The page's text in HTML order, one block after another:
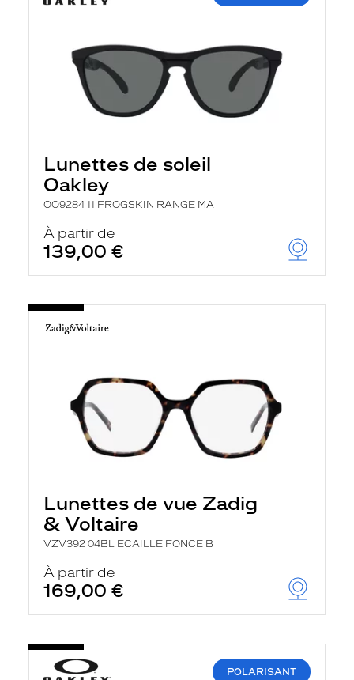
Lunettes de soleil
Oakley
OO9284 11 FROGSKIN RANGE MA
À partir de
139,00 €
Lunettes de vue Zadig
& Voltaire
VZV392 04BL ECAILLE FONCE B
À partir de
169,00 €
POLARISANT